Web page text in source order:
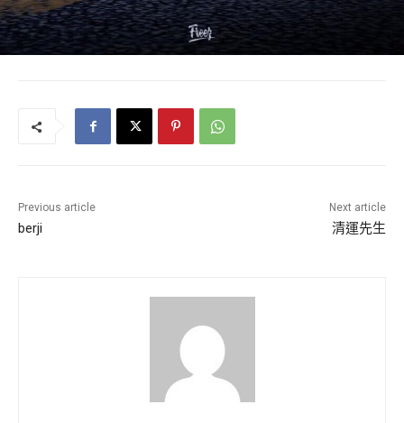
Previous article
berji
Next article
清運先生